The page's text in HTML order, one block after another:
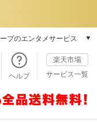
プのエンタメサービス
ゲーム/CD/DVD
ブックス
Kobo
ヘルプ
楽天市場
サービス一覧